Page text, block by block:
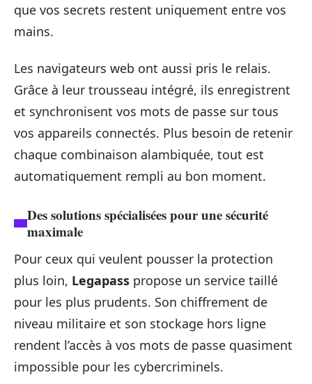
que vos secrets restent uniquement entre vos
mains.
Les navigateurs web ont aussi pris le relais.
Grâce à leur trousseau intégré, ils enregistrent
et synchronisent vos mots de passe sur tous
vos appareils connectés. Plus besoin de retenir
chaque combinaison alambiquée, tout est
automatiquement rempli au bon moment.
Des solutions spécialisées pour une sécurité
maximale
Pour ceux qui veulent pousser la protection
plus loin, Legapass propose un service taillé
pour les plus prudents. Son chiffrement de
niveau militaire et son stockage hors ligne
rendent l’accès à vos mots de passe quasiment
impossible pour les cybercriminels.